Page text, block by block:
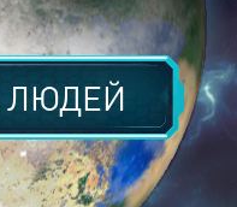
ЛЮДЕЙ